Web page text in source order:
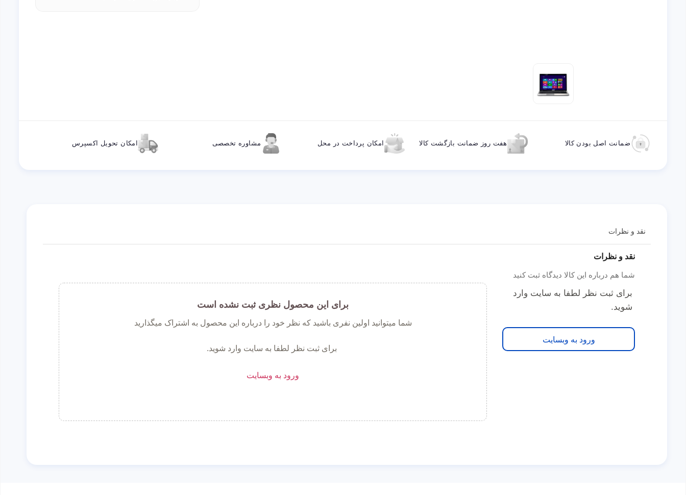
ضمانت اصل بودن کالا هفت روز ضمانت بازگشت کالا امکان پرداخت در محل مشاوره تخصصی امکان تحویل اکسپرس
نقد و نظرات
نقد و نظرات
شما هم درباره این کالا دیدگاه ثبت کنید
برای ثبت نظر لطفا به سایت وارد
شوید.
ورود به وبسایت
برای این محصول نظری ثبت نشده است
شما میتوانید اولین نفری باشید که نظر خود را درباره این محصول به اشتراک میگذارید
برای ثبت نظر لطفا به سایت وارد شوید.
ورود به وبسایت